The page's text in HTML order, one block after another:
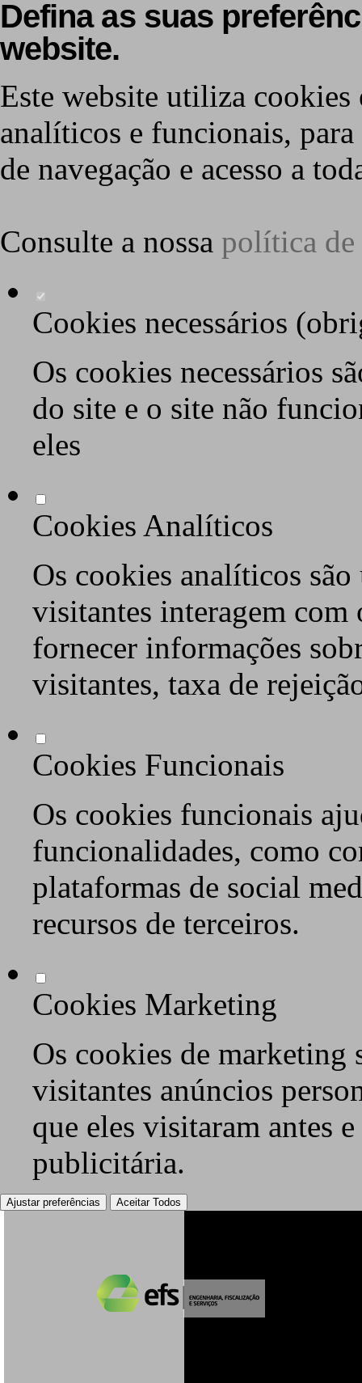
Defina as suas
website.
Este website utiliza cookies
analíticos e funcionais,
de navegação e acesso a
Consulte a nossa política de
Cookies necessários
Os cookies necessários
do site e o site não
eles
Cookies Analíticos
Os cookies analíticos são
visitantes interagem com
fornecer informações
visitantes, taxa de
Cookies Funcionais
Os cookies funcionais
funcionalidades, como
plataformas de social
recursos de terceiros.
Cookies Marketing
Os cookies de marketing
visitantes anúncios
que eles visitaram antes
publicitária.
Ajustar preferências Aceitar Todos